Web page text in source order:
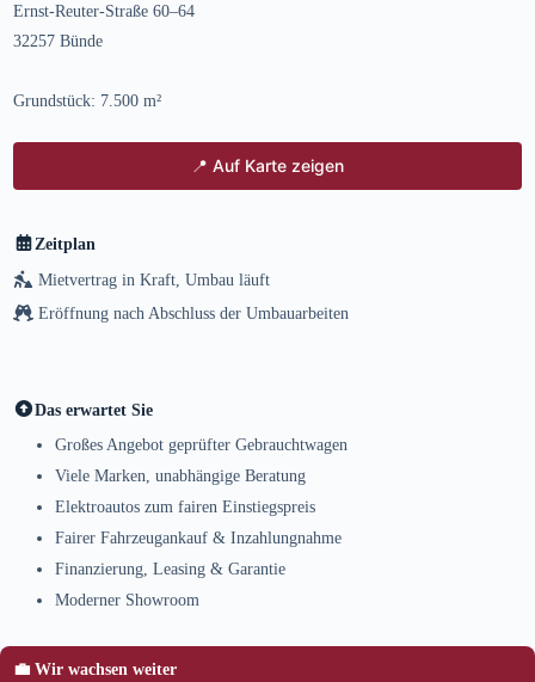
Ernst-Reuter-Straße 60–64
32257 Bünde
Grundstück: 7.500 m²
📍 Auf Karte zeigen
Zeitplan
Mietvertrag in Kraft, Umbau läuft
Eröffnung nach Abschluss der Umbauarbeiten
Das erwartet Sie
Großes Angebot geprüfter Gebrauchtwagen
Viele Marken, unabhängige Beratung
Elektroautos zum fairen Einstiegspreis
Fairer Fahrzeugankauf & Inzahlungnahme
Finanzierung, Leasing & Garantie
Moderner Showroom
💼 Wir wachsen weiter